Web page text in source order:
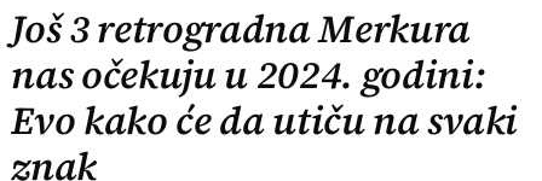
Još 3 retrogradna Merkura
nas očekuju u 2024. godini:
Evo kako će da utiču na svaki
znak